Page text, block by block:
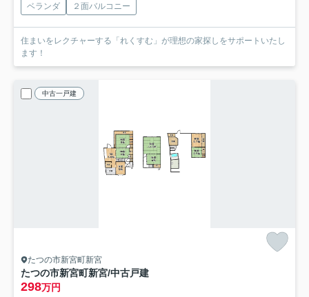
ベランダ
２面バルコニー
住まいをレクチャーする「れくすむ」が理想の家探しをサポートいたし
ます！
中古一戸建
たつの市新宮町新宮
たつの市新宮町新宮/中古戸建
298万円